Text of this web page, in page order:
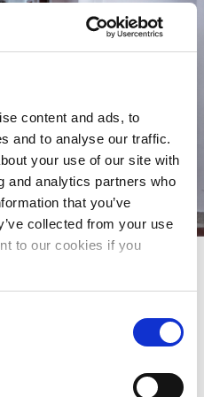
content and ads, to
and to analyse our traffic.
your use of our site with
and analytics partners who
that you’ve
collected from your use
to our cookies if you
een
Krediet: Ivan